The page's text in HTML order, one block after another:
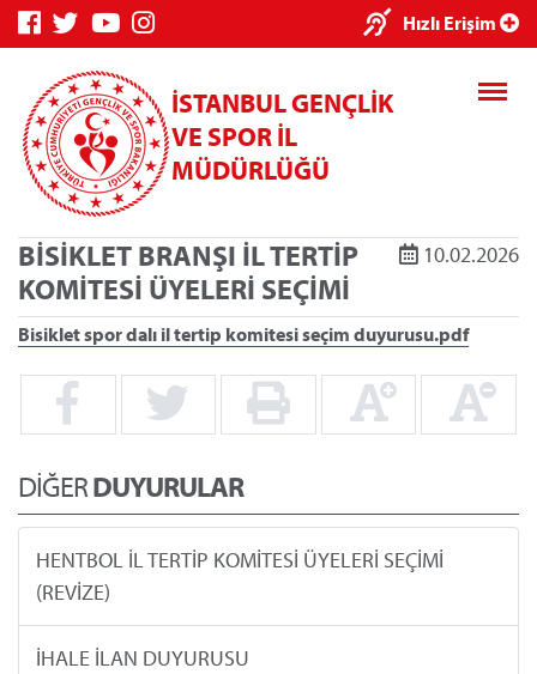
Hızlı Erişim
İSTANBUL GENÇLİK
VE SPOR İL
MÜDÜRLÜĞÜ
BİSİKLET BRANŞI İL TERTİP
KOMİTESİ ÜYELERİ SEÇİMİ
10.02.2026
Bisiklet spor dalı il tertip komitesi seçim duyurusu.pdf
DİĞERDUYURULAR
HENTBOL İL TERTİP KOMİTESİ ÜYELERİ SEÇİMİ
(REVİZE)
İHALE İLAN DUYURUSU
×
Genç Bilgi
Sistemi
Spor Bilgi
Sistemi
Kredi/Yurt
Ödeme